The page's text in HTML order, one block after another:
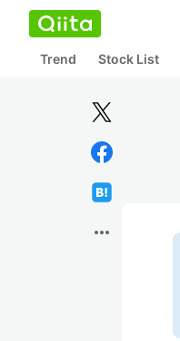
Trend Stock List
more_horiz